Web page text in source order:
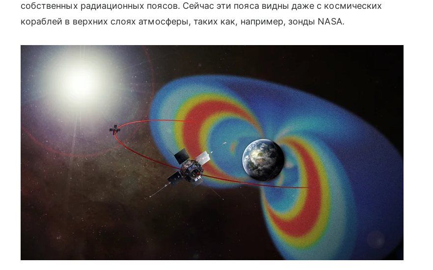
собственных радиационных поясов. Сейчас эти пояса видны даже с космических
кораблей в верхних слоях атмосферы, таких как, например, зонды NASA.